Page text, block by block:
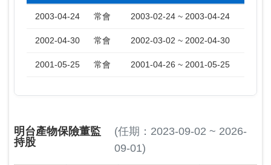
2003-04-24 常會 2003-02-24 ~ 2003-04-24
2002-04-30 常會 2002-03-02 ~ 2002-04-30
2001-05-25 常會 2001-04-26 ~ 2001-05-25
明台產物保險董監
持股
(任期：2023-09-02 ~ 2026-
09-01)